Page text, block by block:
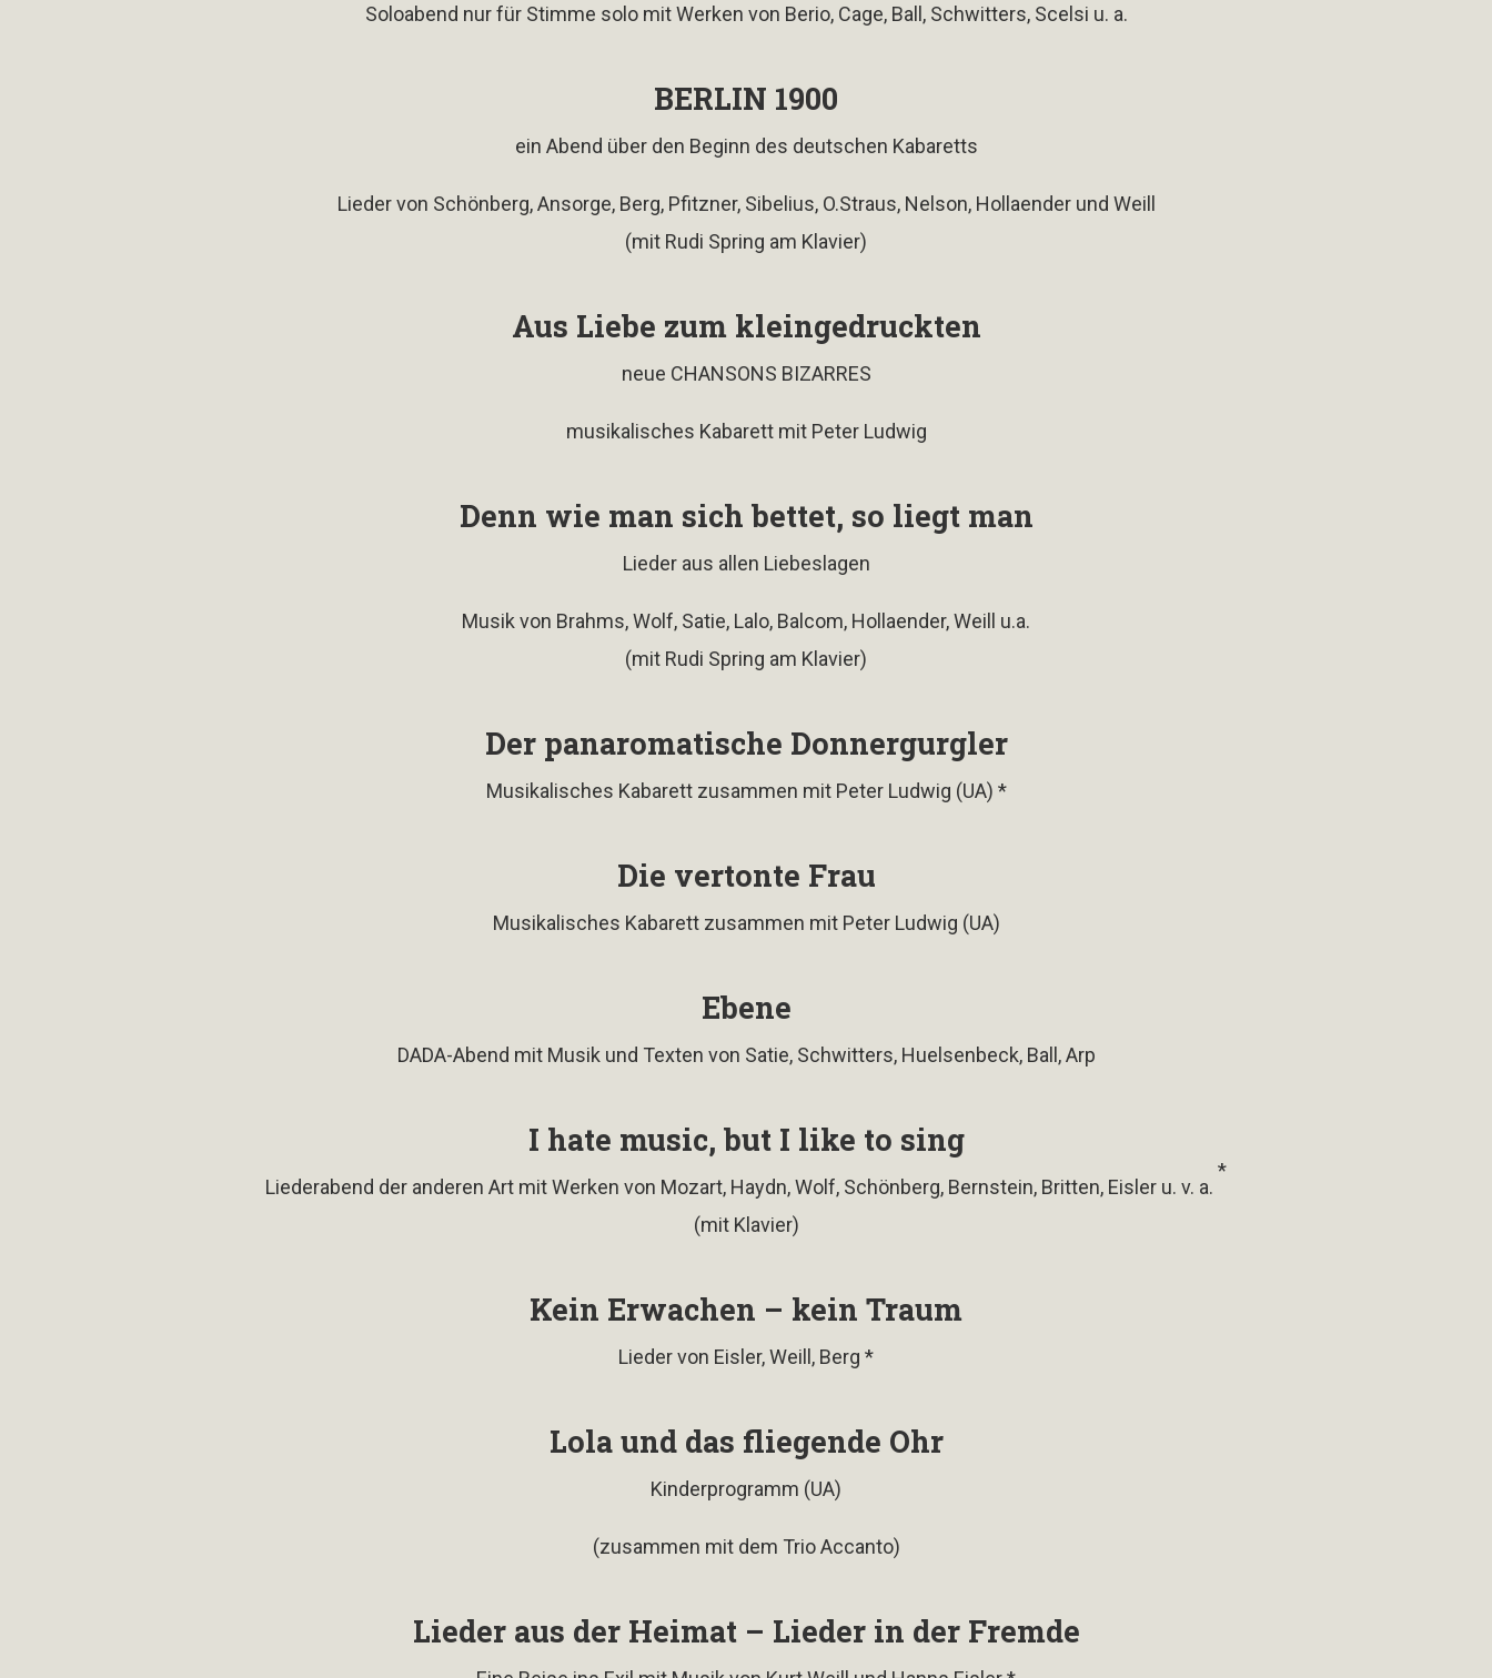
Soloabend nur für Stimme solo mit Werken von Berio, Cage, Ball, Schwitters, Scelsi u. a.
BERLIN 1900
ein Abend über den Beginn des deutschen Kabaretts
Lieder von Schönberg, Ansorge, Berg, Pfitzner, Sibelius, O.Straus, Nelson, Hollaender und Weill
(mit Rudi Spring am Klavier)
Aus Liebe zum kleingedruckten
neue CHANSONS BIZARRES
musikalisches Kabarett mit Peter Ludwig
Denn wie man sich bettet, so liegt man
Lieder aus allen Liebeslagen
Musik von Brahms, Wolf, Satie, Lalo, Balcom, Hollaender, Weill u.a.
(mit Rudi Spring am Klavier)
Der panaromatische Donnergurgler
Musikalisches Kabarett zusammen mit Peter Ludwig (UA) *
Die vertonte Frau
Musikalisches Kabarett zusammen mit Peter Ludwig (UA)
Ebene
DADA-Abend mit Musik und Texten von Satie, Schwitters, Huelsenbeck, Ball, Arp
I hate music, but I like to sing
Liederabend der anderen Art mit Werken von Mozart, Haydn, Wolf, Schönberg, Bernstein, Britten, Eisler u. v. a.
*
(mit Klavier)
Kein Erwachen – kein Traum
Lieder von Eisler, Weill, Berg *
Lola und das fliegende Ohr
Kinderprogramm (UA)
(zusammen mit dem Trio Accanto)
Lieder aus der Heimat – Lieder in der Fremde